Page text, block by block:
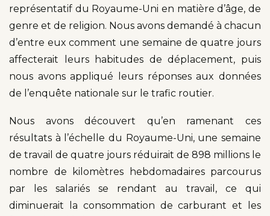
représentatif du Royaume-Uni en matière d’âge, de
genre et de religion. Nous avons demandé à chacun
d’entre eux comment une semaine de quatre jours
affecterait leurs habitudes de déplacement, puis
nous avons appliqué leurs réponses aux données
de l’enquête nationale sur le trafic routier.
Nous avons découvert qu’en ramenant ces
résultats à l’échelle du Royaume-Uni, une semaine
de travail de quatre jours réduirait de 898 millions le
nombre de kilomètres hebdomadaires parcourus
par les salariés se rendant au travail, ce qui
diminuerait la consommation de carburant et les